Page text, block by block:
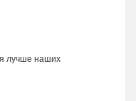
лучше наших